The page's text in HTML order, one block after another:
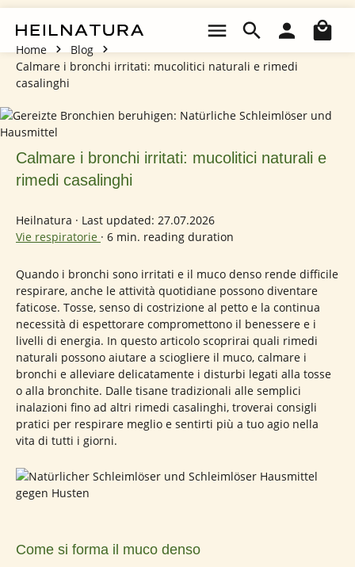
Il
Home
Blog
Calmare i bronchi irritati: mucolitici naturali e rimedi
casalinghi
Calmare i bronchi irritati: mucolitici naturali e
rimedi casalinghi
Heilnatura · Last updated: 27.07.2026
Vie respiratorie · 6 min. reading duration
Quando i bronchi sono irritati e il muco denso rende difficile
respirare, anche le attività quotidiane possono diventare
faticose. Tosse, senso di costrizione al petto e la continua
necessità di espettorare compromettono il benessere e i
livelli di energia. In questo articolo scoprirai quali rimedi
naturali possono aiutare a sciogliere il muco, calmare i
bronchi e alleviare delicatamente i disturbi legati alla tosse
o alla bronchite. Dalle tisane tradizionali alle semplici
inalazioni fino ad altri rimedi casalinghi, troverai consigli
pratici per respirare meglio e sentirti più a tuo agio nella
vita di tutti i giorni.
Come si forma il muco denso